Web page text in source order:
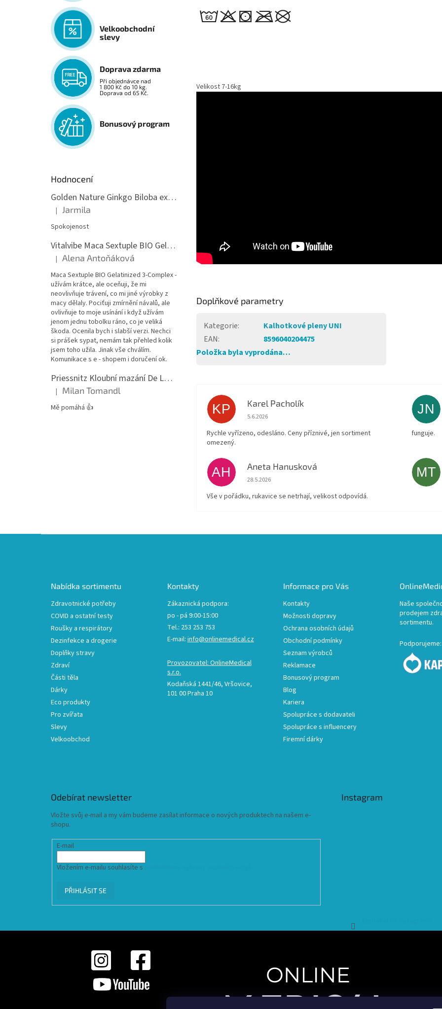
Velkoobchodní
slevy
Doprava zdarma
Při objednávce nad
1 800 Kč do 10 kg.
Doprava od 65 Kč.
Bonusový program
Hodnocení
Golden Nature Ginkgo Biloba extrakt 50:1 60mg, 100 kapslí
Hodnocení produktu je 5 z 5 hvězdiček.
| Jarmila
Spokojenost
Vitalvibe Maca Sextuple BIO Gelatinized 3-Complex, 60 kapslí
Hodnocení produktu je 5 z 5 hvězdiček.
| Alena Antoňáková
Maca Sextuple BIO Gelatinized 3-Complex -
užívám krátce, ale oceňuji, že mi
neovlivňuje trávení, co mi jiné výrobky z
macy dělaly. Pociťuji zmírnění návalů, ale
ovlivňuje to moje usínání i když užívám
jenom jednu tobolku ráno, co je veliká
škoda. Ocenila bych i slabší verzi. Nechci
si prášek sypat, nemám tak přehled kolik
jsem toho užila. Jinak vše chválím.
Komunikace s e - shopem i doručení ok.
Priessnitz Kloubní mazání De Luxe, 200ml
Hodnocení produktu je 5 z 5 hvězdiček.
| Milan Tomandl
Mě pomáhá 👍
Velikost 7-16kg
Doplňkové parametry
Kategorie:
Kalhotkové pleny UNI
EAN:
8596040204475
Položka byla vyprodána…
KP Karel Pacholík
Hodnocení obchodu je 4 z 5 hvězdiček.
5.6.2026
Rychle vyřízeno, odesláno. Ceny příznivé, jen sortiment
omezený.
JN
funguje.
AH Aneta Hanusková
Hodnocení obchodu je 5 z 5 hvězdiček.
28.5.2026
Vše v pořádku, rukavice se netrhají, velikost odpovídá.
MT
Nabídka sortimentu
Zdravotnické potřeby
COVID a ostatní testy
Roušky a respirátory
Dezinfekce a drogerie
Doplňky stravy
Zdraví
Části těla
Dárky
Eco produkty
Pro zvířata
Slevy
Velkoobchod
Kontakty
Zákaznická podpora:
po - pá 9:00-15:00
Tel.: 253 253 753
E-mail: info@onlinemedical.cz
Provozovatel: OnlineMedical
s.r.o.
Kodaňská 1441/46, Vršovice,
101 00 Praha 10
Informace pro Vás
Kontakty
Možnosti dopravy
Ochrana osobních údajů
Obchodní podmínky
Seznam výrobců
Reklamace
Bonusový program
Blog
Kariera
Spolupráce s dodavateli
Spolupráce s influencery
Firemní dárky
Naše
prodejem
sortimentu.
Podporujeme:
Odebírat newsletter
Vložte svůj e-mail a my vám budeme zasílat informace o nových produktech na našem e-
shopu.
E-mail
Vložením e-mailu souhlasíte s
PŘIHLÁSIT SE
Instagram